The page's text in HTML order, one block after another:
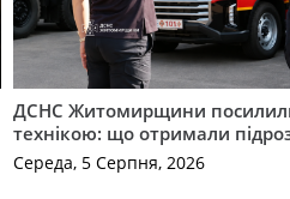
ДСНС Житомирщини
технікою: що отримали
Середа, 5 Серпня, 2026